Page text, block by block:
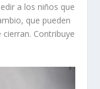
a los niños que
que pueden
Contribuye